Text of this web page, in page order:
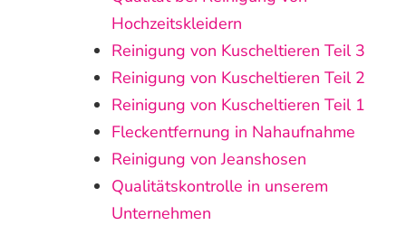
Hochzeitskleidern
Reinigung von Kuscheltieren Teil 3
Reinigung von Kuscheltieren Teil 2
Reinigung von Kuscheltieren Teil 1
Fleckentfernung in Nahaufnahme
Reinigung von Jeanshosen
Qualitätskontrolle in unserem
Unternehmen